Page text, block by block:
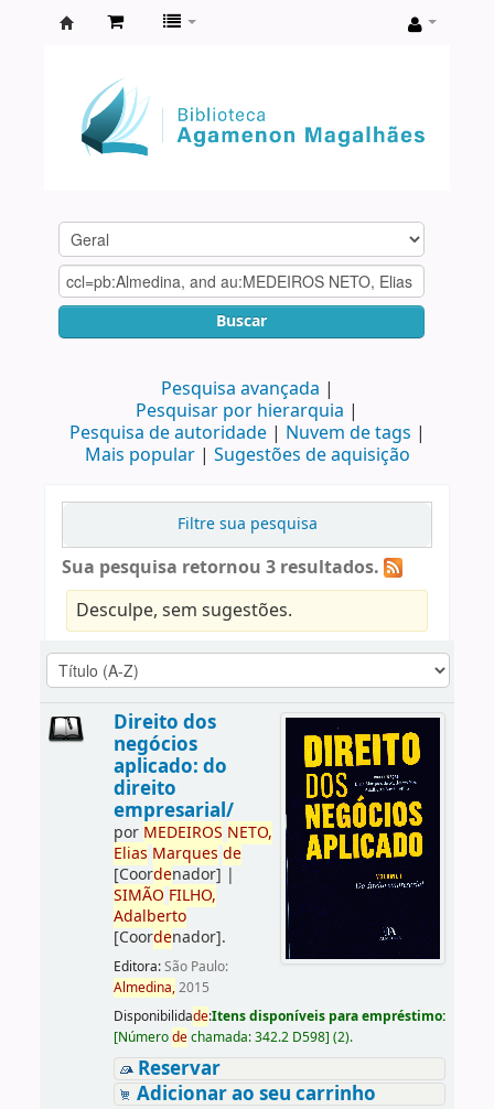
Agamenon
Magalhães
Buscar
Pesquisa avançada
Pesquisar por hierarquia
Pesquisa de autoridade
Nuvem de tags
Mais popular
Sugestões de aquisição
Filtre sua pesquisa
Sua pesquisa retornou 3 resultados.
Desculpe, sem sugestões.
Direito dos
negócios
aplicado: do
direito
empresarial/
por MEDEIROS NETO,
Elias Marques de
[Coordenador] |
SIMÃO FILHO,
Adalberto
[Coordenador].
Editora:São Paulo:
Almedina,2015
Disponibilidade:Itens disponíveis para empréstimo:
[Númerodechamada:342.2 D598] (2).
Reservar
Adicionar ao seu carrinho